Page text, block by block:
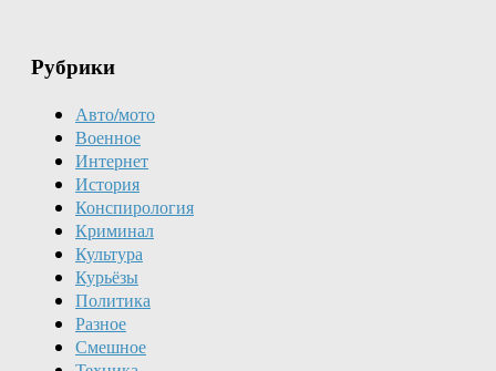
Рубрики
Авто/мото
Военное
Интернет
История
Конспирология
Криминал
Культура
Курьёзы
Политика
Разное
Смешное